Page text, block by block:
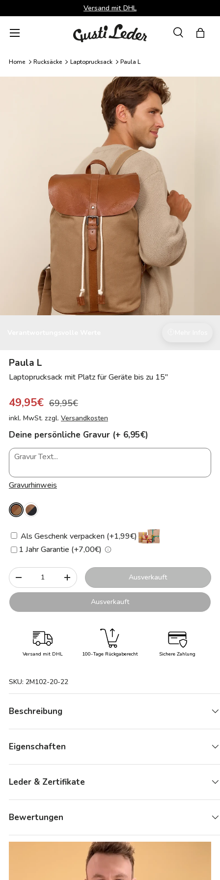
Direkt zum Inhalt
Versand mit DHL
Suche
Menü
Home Rucksäcke Laptoprucksack Paula L
Paula L
Laptoprucksack mit Platz für Geräte bis zu 15"
49,95€ 69,95€
inkl. MwSt. zzgl. Versandkosten
Deine persönliche Gravur (+ 6,95€)
Gravurhinweis
Als Geschenk verpacken (+1,99€)
1 Jahr Garantie (+7,00€)
Anzahl
-
+ Ausverkauft
Ausverkauft
Versand mit DHL 100-Tage Rückgaberecht Sichere Zahlung
SKU: 2M102-20-22
Beschreibung
Eigenschaften
Leder & Zertifikate
Bewertungen